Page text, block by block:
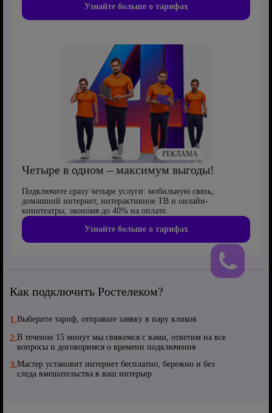
Узнайте больше о тарифах
Четыре в одном – максимум выгоды!
Подключите сразу четыре услуги: мобильную связь,
домашний интернет, интерактивное ТВ и онлайн-
кинотеатры, экономя до 40% на оплате.
Узнайте больше о тарифах
РЕКЛАМА
Как подключить Ростелеком?
1.Выберите тариф, отправьте заявку в пару кликов
2.В течение 15 минут мы свяжемся с вами, ответим на все
вопросы и договоримся о времени подключения
3.Мастер установит интернет бесплатно, бережно и без
следа вмешательства в ваш интерьер